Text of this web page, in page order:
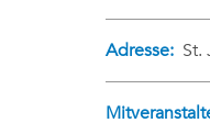
Adresse: St.